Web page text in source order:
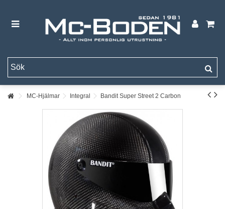
MC-Hjälmar Integral Bandit Super Street 2 Carbon